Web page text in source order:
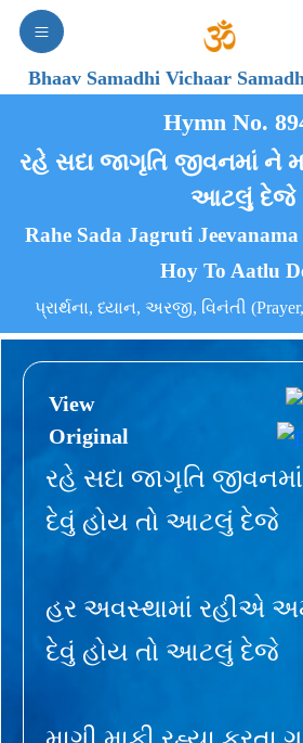
Bhaav Samadhi Vichaar
Hymn No.
રહે સદા જાગૃતિ જીવનમાં ને
આટલું દેજે
Rahe Sada Jagruti
Hoy To Aatlu
પ્રાર્થના, ધ્યાન, અરજી, વિનંતી
View
Original
રહે સદા જાગૃતિ
દેવું હોય તો આટલું દેજે
હર અવસ્થામાં રહીએ
દેવું હોય તો આટલું દેજે